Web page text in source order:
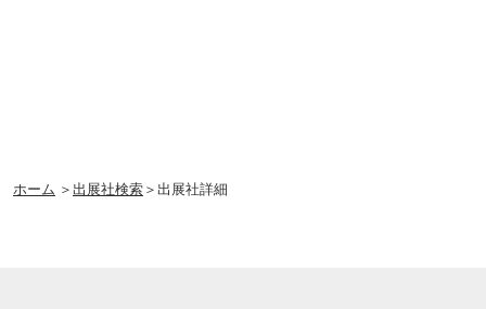
ホーム ＞出展社検索＞出展社詳細